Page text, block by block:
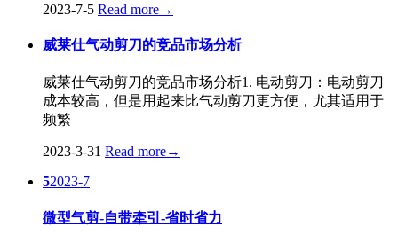
2023-7-5 Read more→
威莱仕气动剪刀的竞品市场分析
威莱仕气动剪刀的竞品市场分析1. 电动剪刀：电动剪刀
成本较高，但是用起来比气动剪刀更方便，尤其适用于
频繁
2023-3-31 Read more→
52023-7
微型气剪-自带牵引-省时省力